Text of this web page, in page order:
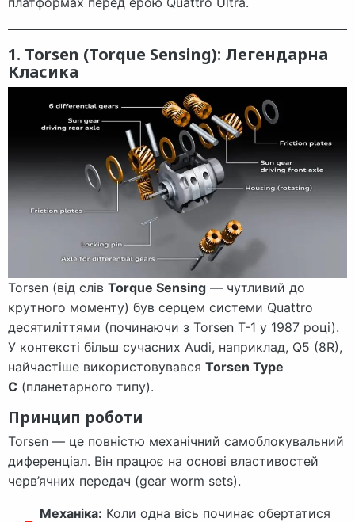
1. Torsen (Torque Sensing): Легендарна
Класика
Torsen (від слів Torque Sensing — чутливий до
крутного моменту) був серцем системи Quattro
десятиліттями (починаючи з Torsen T-1 у 1987 році).
У контексті більш сучасних Audi, наприклад, Q5 (8R),
найчастіше використовувався Torsen Type
C (планетарного типу).
Принцип роботи
Torsen — це повністю механічний самоблокувальний
диференціал. Він працює на основі властивостей
черв’ячних передач (gear worm sets).
Механіка: Коли одна вісь починає обертатися